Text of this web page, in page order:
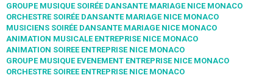
GROUPE MUSIQUE SOIRÉE DANSANTE MARIAGE NICE MONACO
ORCHESTRE SOIRÉE DANSANTE MARIAGE NICE MONACO
MUSICIENS SOIRÉE DANSANTE MARIAGE NICE MONACO
ANIMATION MUSICALE ENTREPRISE NICE MONACO
ANIMATION SOIREE ENTREPRISE NICE MONACO
GROUPE MUSIQUE EVENEMENT ENTREPRISE NICE MONACO
ORCHESTRE SOIREE ENTREPRISE NICE MONACO